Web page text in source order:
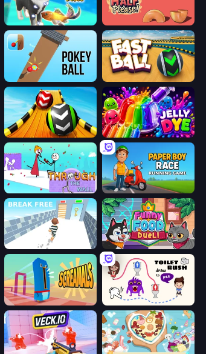
Pet Trainer Duel Cut in Half, Please!
Pokey Ball Fast Ball Jump
Sky Balls 3D Jelly Dye
Through the Wall Paper Boy Race: Running Game
Break Free Funny Food Duel
Screamals